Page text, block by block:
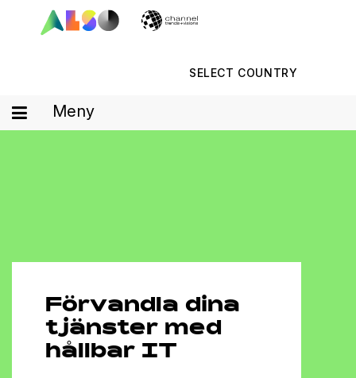
SELECT COUNTRY
Meny
Förvandla dina
tjänster med
hållbar IT